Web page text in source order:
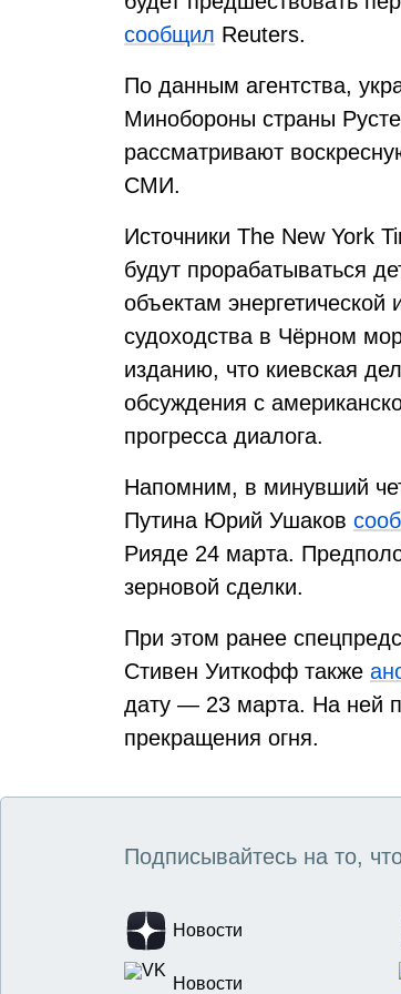
сообщил Reuters.
По данным агентства,
Минобороны страны
рассматривают
СМИ.
Источники The New York
будут прорабатываться
объектам
судоходства в Чёрном
изданию, что киевская
обсуждения с
прогресса диалога.
Напомним, в минувший
Путина Юрий Ушаков
Рияде 24 марта.
зерновой сделки.
При этом ранее
Стивен Уиткофф также
дату — 23 марта. На ней
прекращения огня.
Подписывайтесь на то,
Новости
Новости